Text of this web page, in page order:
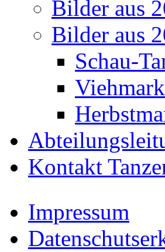
Bilder aus
Bilder aus
Schau-
Kontakt
Impressum